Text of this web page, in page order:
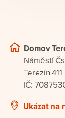
Domov
Náměstí
Terezín 411
IČ:
Ukázat na